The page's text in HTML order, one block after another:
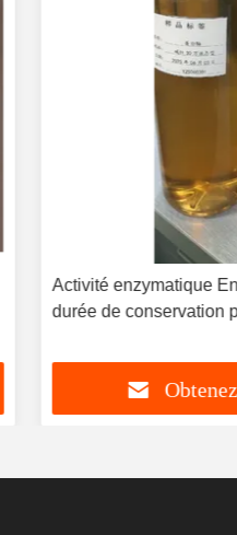
Activité enzymatique
durée de conservation